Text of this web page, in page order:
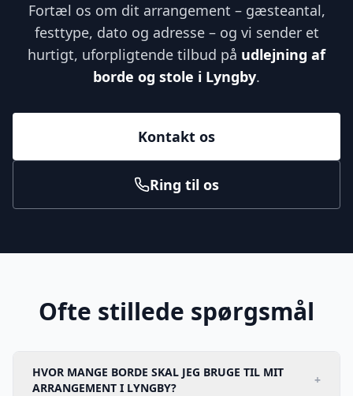
Fortæl os om dit arrangement – gæsteantal,
festtype, dato og adresse – og vi sender et
hurtigt, uforpligtende tilbud på udlejning af
borde og stole i Lyngby.
Kontakt os
Ring til os
Ofte stillede spørgsmål
HVOR MANGE BORDE SKAL JEG BRUGE TIL MIT
ARRANGEMENT I LYNGBY?
+